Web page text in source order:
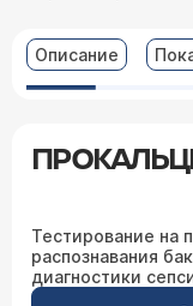
Описание
Тестирование на
распознавания
диагностики